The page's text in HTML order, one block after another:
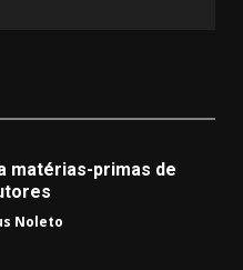
matérias-primas de
Noleto